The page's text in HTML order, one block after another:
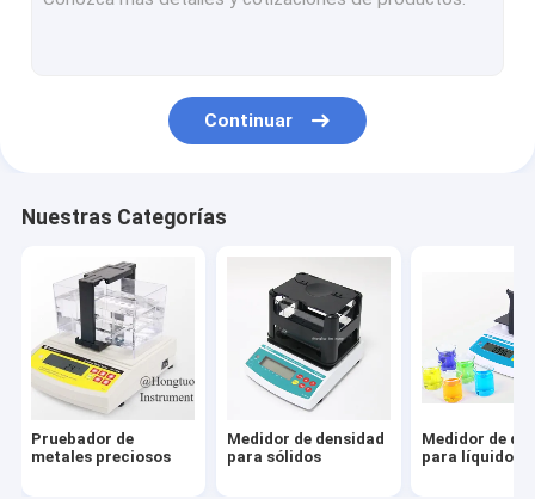
Escala y equilibrio
Medidor de viscosidad digital
Equipo de ensayo de polvo
Equipo de prueba plástico
Equipo de ensayo de tejidos
Continuar
Nuestras Categorías
Pruebador de
metales preciosos
Medidor de densidad
para sólidos
Medidor de
para líquidos